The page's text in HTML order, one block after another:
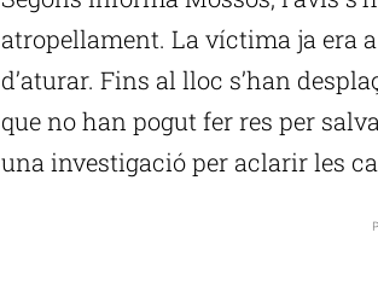
atropellament. La víctima ja era
d’aturar. Fins al lloc s’han
que no han pogut fer res per
una investigació per aclarir les